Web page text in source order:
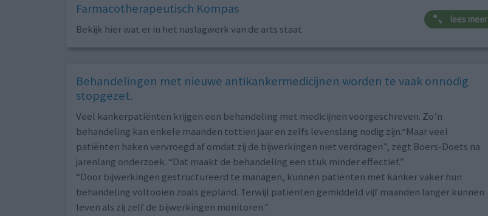
Farmacotherapeutisch Kompas
Bekijk hier wat er in het naslagwerk van de arts staat
lees meer
Behandelingen met nieuwe antikankermedicijnen worden te vaak onnodig
stopgezet.
Veel kankerpatiënten krijgen een behandeling met medicijnen voorgeschreven. Zo’n
behandeling kan enkele maanden tottien jaar en zelfs levenslang nodig zijn.“Maar veel
patiënten haken vervroegd af omdat zij de bijwerkingen niet verdragen”, zegt Boers-Doets na
jarenlang onderzoek. “Dat maakt de behandeling een stuk minder effectief.”
“Door bijwerkingen gestructureerd te managen, kunnen patiënten met kanker vaker hun
behandeling voltooien zoals gepland. Terwijl patiënten gemiddeld vijf maanden langer kunnen
leven als zij zelf de bijwerkingen monitoren.”